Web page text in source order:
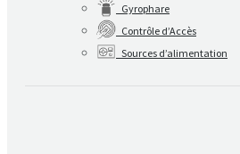
Gyrophare
Contrôle d’Accès
Sources d’alimentation